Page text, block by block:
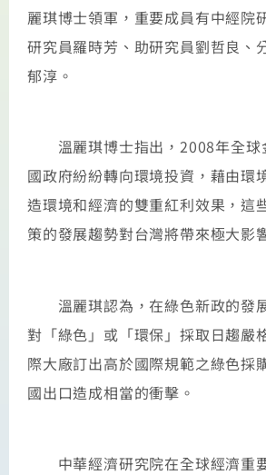
麗琪博士領軍，重要成員有中經院
研究員羅時芳、助研究員劉哲良、
郁淳。
溫麗琪博士指出，2008年全球
國政府紛紛轉向環境投資，藉由環
造環境和經濟的雙重紅利效果，這
策的發展趨勢對台灣將帶來極大影
溫麗琪認為，在綠色新政的發
對「綠色」或「環保」採取日趨嚴
際大廠訂出高於國際規範之綠色採
國出口造成相當的衝擊。
中華經濟研究院在全球經濟重